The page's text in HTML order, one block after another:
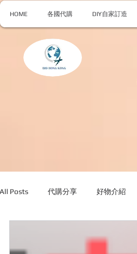
HOME 各國代購 DIY自家訂造
All Posts 代購分享 好物介紹